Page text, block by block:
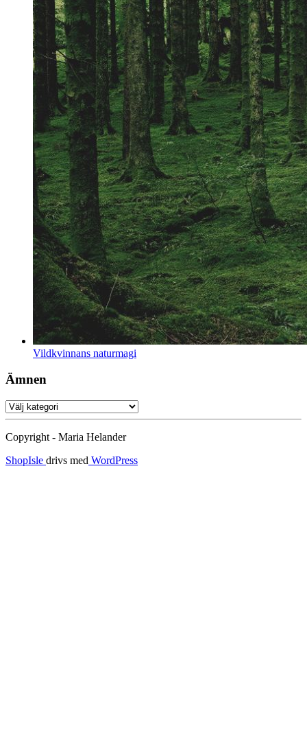
Vildkvinnans naturmagi
Ämnen
Ämnen
Copyright - Maria Helander
ShopIsle drivs med WordPress